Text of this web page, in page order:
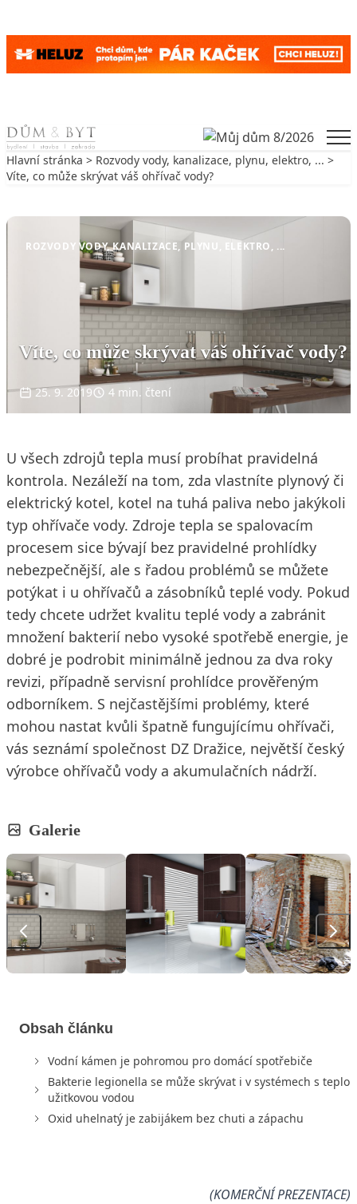
Skip to content
Hlavní stránka > Rozvody vody, kanalizace, plynu, elektro, ... >
Víte, co může skrývat váš ohřívač vody?
ROZVODY VODY, KANALIZACE, PLYNU, ELEKTRO, ...
Víte, co může skrývat váš ohřívač vody?
25. 9. 2019 4 min. čtení
U všech zdrojů tepla musí probíhat pravidelná
kontrola. Nezáleží na tom, zda vlastníte plynový či
elektrický kotel, kotel na tuhá paliva nebo jakýkoli
typ ohřívače vody. Zdroje tepla se spalovacím
procesem sice bývají bez pravidelné prohlídky
nebezpečnější, ale s řadou problémů se můžete
potýkat i u ohřívačů a zásobníků teplé vody. Pokud
tedy chcete udržet kvalitu teplé vody a zabránit
množení bakterií nebo vysoké spotřebě energie, je
dobré je podrobit minimálně jednou za dva roky
revizi, případně servisní prohlídce prověřeným
odborníkem. S nejčastějšími problémy, které
mohou nastat kvůli špatně fungujícímu ohřívači,
vás seznámí společnost DZ Dražice, největší český
výrobce ohřívačů vody a akumulačních nádrží.
Galerie
Obsah článku
Vodní kámen je pohromou pro domácí spotřebiče
Bakterie legionella se může skrývat i v systémech s teplou
užitkovou vodou
Oxid uhelnatý je zabijákem bez chuti a zápachu
(KOMERČNÍ PREZENTACE)